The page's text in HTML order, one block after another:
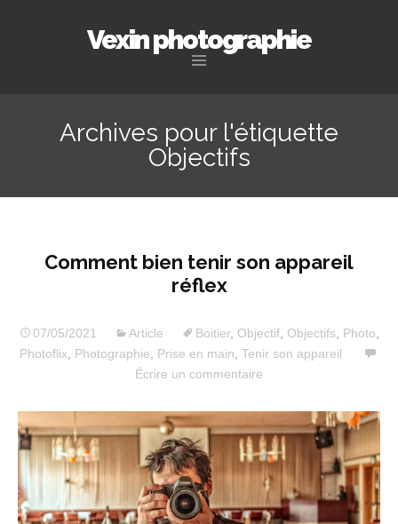
Vexin photographie
contenu
principal
Archives pour l'étiquette
Objectifs
Comment bien tenir son appareil
réflex
07/05/2021 Article Boitier, Objectif Objectifs Photo
Photoflix
Photographie Prise en main Tenir son appareil
Écrire un commentaire